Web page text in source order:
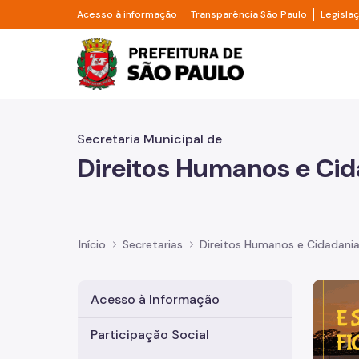
Pular para o Conteúdo principal
Acesso à informação Divisor de acesso à informação
Transparência São Paulo Divisor
Prefeitura de São
Secretaria Municipal de
Direitos Humanos e
Início Secretarias Direitos Humanos e Cidadania
Acesso à Informação
Participação Social